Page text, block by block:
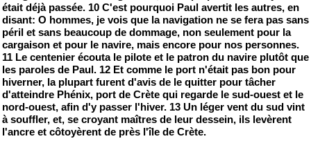
était déjà passée. 10 C'est pourquoi Paul avertit les autres, en
disant: O hommes, je vois que la navigation ne se fera pas sans
péril et sans beaucoup de dommage, non seulement pour la
cargaison et pour le navire, mais encore pour nos personnes.
11 Le centenier écouta le pilote et le patron du navire plutôt que
les paroles de Paul. 12 Et comme le port n'était pas bon pour
hiverner, la plupart furent d'avis de le quitter pour tâcher
d'atteindre Phénix, port de Crète qui regarde le sud-ouest et le
nord-ouest, afin d'y passer l'hiver. 13 Un léger vent du sud vint
à souffler, et, se croyant maîtres de leur dessein, ils levèrent
l'ancre et côtoyèrent de près l'île de Crète.